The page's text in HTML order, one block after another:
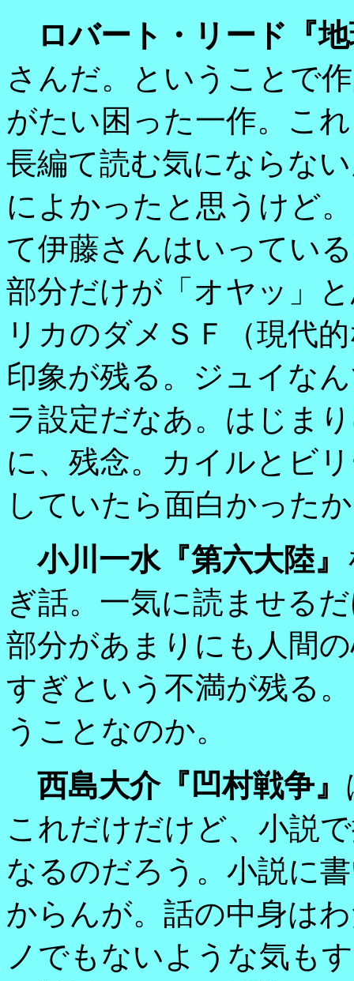
ロバート・リード『
さんだ。ということで
がたい困った一作。こ
長編て読む気にならな
によかったと思うけど
て伊藤さんはいってい
部分だけが「オヤッ」
リカのダメＳＦ（現代
印象が残る。ジュイな
ラ設定だなあ。はじま
に、残念。カイルとビ
していたら面白かった
小川一水『第六大陸』
ぎ話。一気に読ませる
部分があまりにも人間
すぎという不満が残る
うことなのか。
西島大介『凹村戦争』
これだけだけど、小説
なるのだろう。小説に
からんが。話の中身は
ノでもないような気も